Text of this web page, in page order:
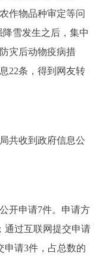
作物品种审定等问
降雪发生之后，集中
灾后动物疫病措
22条，得到网友转
共收到政府信息公
开申请7件。申请方
通过互联网提交申请
申请3件，占总数的